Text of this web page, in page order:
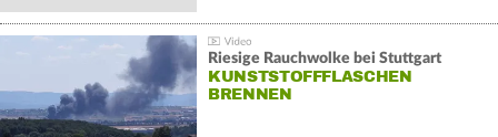
Riesige Rauchwolke bei Stuttgart
KUNSTSTOFFFLASCHEN
BRENNEN